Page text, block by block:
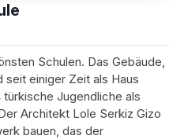
Schulen. Das Gebäude,
seit einiger Zeit als Haus
Jugendliche als
Architekt Lole Serkiz Gizo
bauen, das der